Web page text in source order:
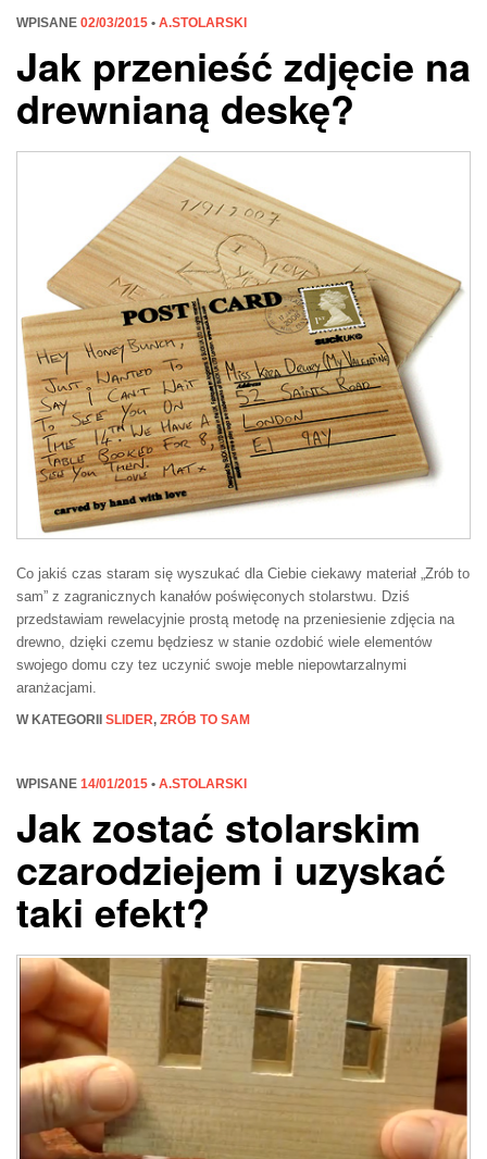
WPISANE 02/03/2015 • A.STOLARSKI
Jak przenieść zdjęcie na
drewnianą deskę?
Co jakiś czas staram się wyszukać dla Ciebie ciekawy materiał „Zrób to
sam” z zagranicznych kanałów poświęconych stolarstwu. Dziś
przedstawiam rewelacyjnie prostą metodę na przeniesienie zdjęcia na
drewno, dzięki czemu będziesz w stanie ozdobić wiele elementów
swojego domu czy tez uczynić swoje meble niepowtarzalnymi
aranżacjami.
W KATEGORII SLIDER, ZRÓB TO SAM
WPISANE 14/01/2015 • A.STOLARSKI
Jak zostać stolarskim
czarodziejem i uzyskać
taki efekt?